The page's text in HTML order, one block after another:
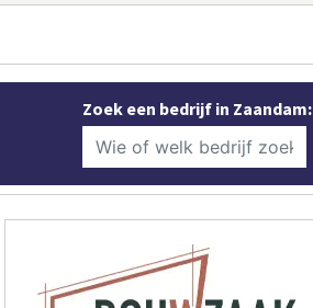
Zoek een bedrijf in Zaandam: